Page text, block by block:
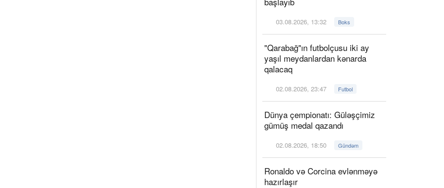
03.08.2026, 13:32 Boks
"Qarabağ"ın futbolçusu iki ay
yaşıl meydanlardan kənarda
qalacaq
02.08.2026, 23:47 Futbol
Dünya çempionatı: Güləşçimiz
gümüş medal qazandı
02.08.2026, 18:50 Gündəm
Ronaldo və Corcina evlənməyə
hazırlaşır